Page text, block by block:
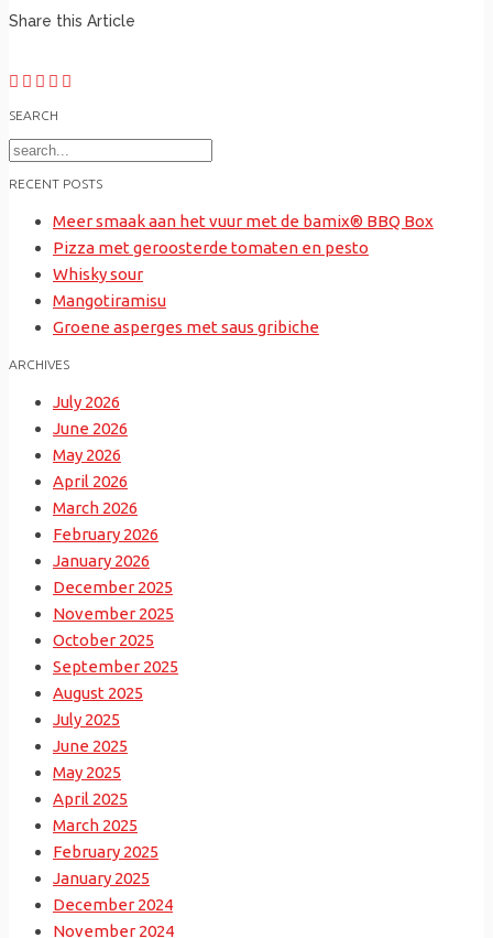
Share this Article
SEARCH
Search
RECENT POSTS
Meer smaak aan het vuur met de bamix® BBQ Box
Pizza met geroosterde tomaten en pesto
Whisky sour
Mangotiramisu
Groene asperges met saus gribiche
ARCHIVES
July 2026
June 2026
May 2026
April 2026
March 2026
February 2026
January 2026
December 2025
November 2025
October 2025
September 2025
August 2025
July 2025
June 2025
May 2025
April 2025
March 2025
February 2025
January 2025
December 2024
November 2024